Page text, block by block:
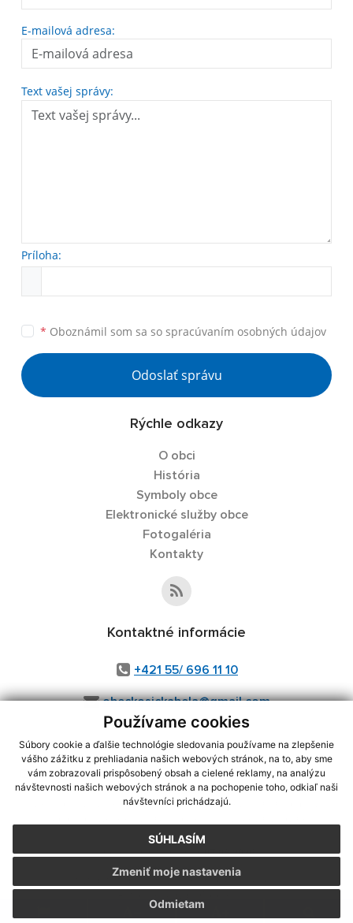
Používame cookies
Súbory cookie a ďalšie technológie sledovania používame na zlepšenie
vášho zážitku z prehliadania našich webových stránok, na to, aby sme
vám zobrazovali prispôsobený obsah a cielené reklamy, na analýzu
návštevnosti našich webových stránok a na pochopenie toho, odkiaľ naši
návštevníci prichádzajú.
SÚHLASÍM
Odmietam
Zmeniť moje nastavenia
E-mailová adresa:
Text vašej správy:
Príloha:
* Oboznámil som sa so spracúvaním osobných údajov
Odoslať správu
Rýchle odkazy
O obci
História
Symboly obce
Elektronické služby obce
Fotogaléria
Kontakty
Kontaktné informácie
+421 55/ 696 11 10
obeckosickabela@gmail.com
využite možnosť získavania aktuálnych informácií s využitím RSS
CMS systém (redakčný) systém ECHELON 2,Mapa stránok,web portál
webex.digital, s.r.o.,domény,registrácia domény
Posledná aktualizácia:07.08.2026
Vytlačiť stránku|Vyhlásenie o prístupnosti